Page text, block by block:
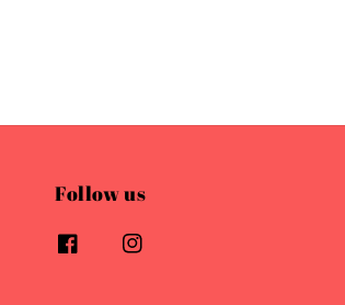
Follow us